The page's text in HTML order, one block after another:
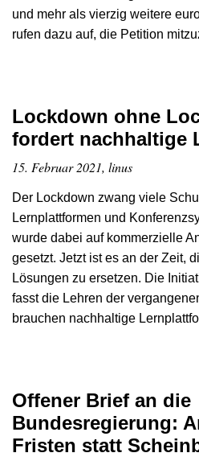
und mehr als vierzig weitere
rufen dazu auf, die Petition
Lockdown ohne
fordert nachhaltige
15. Februar 2021, linus
Der Lockdown zwang viele
Lernplattformen und
wurde dabei auf kommerzielle
gesetzt. Jetzt ist es an der Zeit,
Lösungen zu ersetzen. Die
fasst die Lehren der
brauchen nachhaltige
Offener Brief an die
Bundesregierung:
Fristen statt